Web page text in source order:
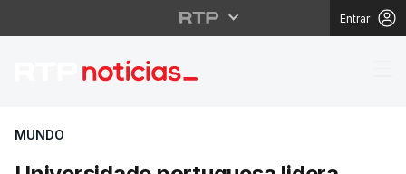
Entrar
Universidade
MUNDO